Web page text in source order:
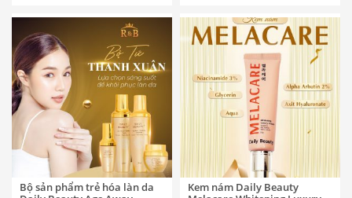
Bộ sản phẩm trẻ hóa làn da
Kem nám Daily Beauty